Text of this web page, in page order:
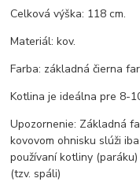
Celková výška: 118 cm.
Materiál: kov.
Farba: základná čierna
Kotlina je ideálna pre 8-
Upozornenie: Základná
kovovom ohnisku slúži
používaní kotliny
(tzv. spáli)